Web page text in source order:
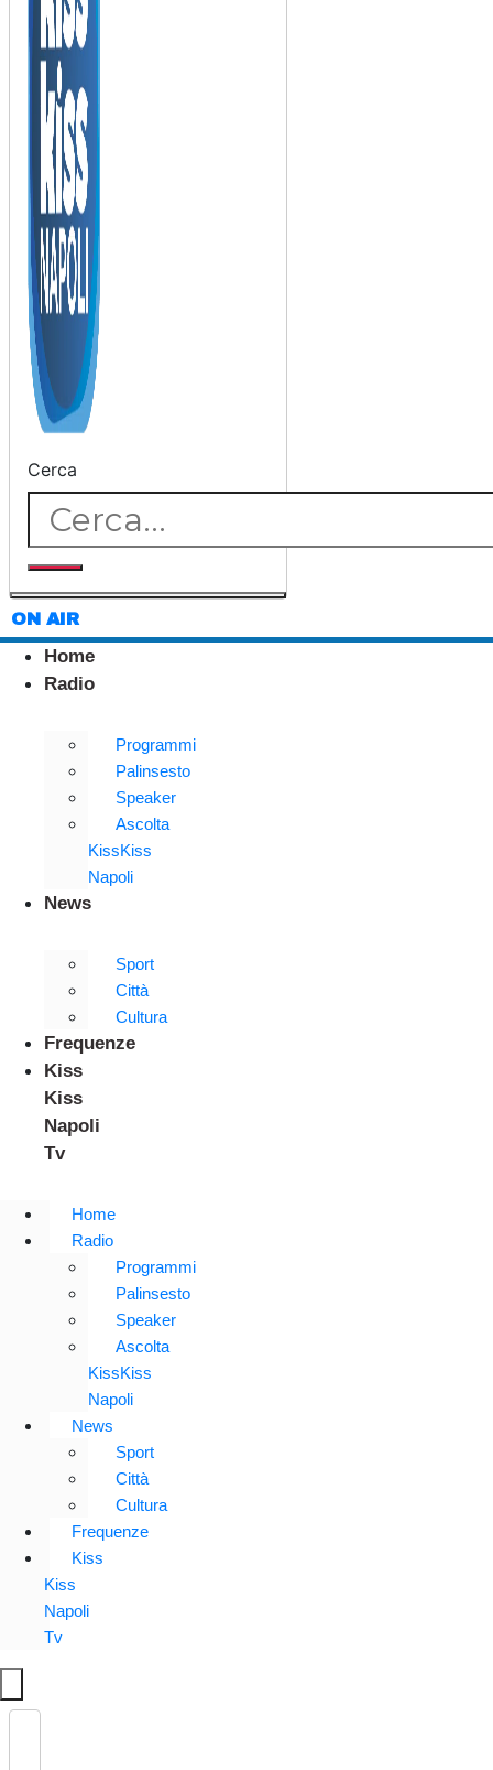
Cerca
ON AIR
Home
Radio
Programmi
Palinsesto
Speaker
Ascolta
KissKiss
Napoli
News
Sport
Città
Cultura
Frequenze
Kiss
Kiss
Napoli
Tv
Home
Radio
Programmi
Palinsesto
Speaker
Ascolta
KissKiss
Napoli
News
Sport
Città
Cultura
Frequenze
Kiss
Kiss
Napoli
Tv